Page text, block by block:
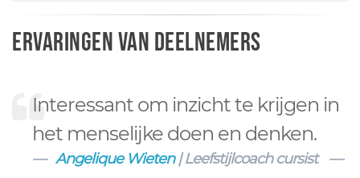
Ervaringen van deelnemers
Interessant om inzicht te krijgen in
het menselijke doen en denken.
Angelique Wieten| Leefstijlcoach cursist